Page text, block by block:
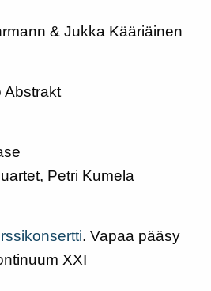
& Jukka Kääriäinen
Abstrakt
Petri Kumela
. Vapaa pääsy
XXI